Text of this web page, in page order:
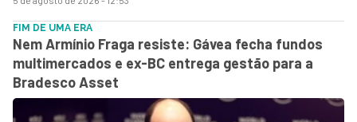
FIM DE UMA ERA
Nem Armínio Fraga resiste: Gávea fecha fundos
multimercados e ex-BC entrega gestão para a
Bradesco Asset